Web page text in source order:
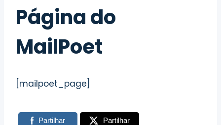
Página do
MailPoet
[mailpoet_page]
Partilhar Partilhar